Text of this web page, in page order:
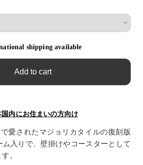
shipping available
Add to cart
国内にお住まいの方向け
愛されたマジョリカタイルの復刻版
ム入りで、壁掛けやコースターとして
。